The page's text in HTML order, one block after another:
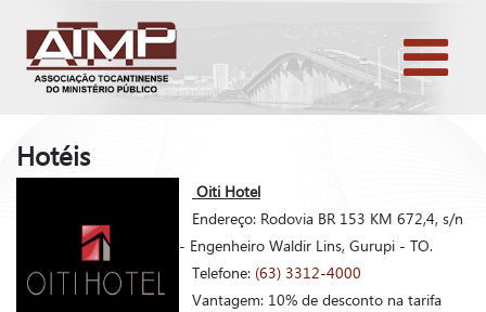
Hotéis
Oiti Hotel
Endereço: Rodovia BR 153 KM 672,4, s/n
- Engenheiro Waldir Lins, Gurupi - TO.
Telefone: (63) 3312-4000
Vantagem: 10% de desconto na tarifa